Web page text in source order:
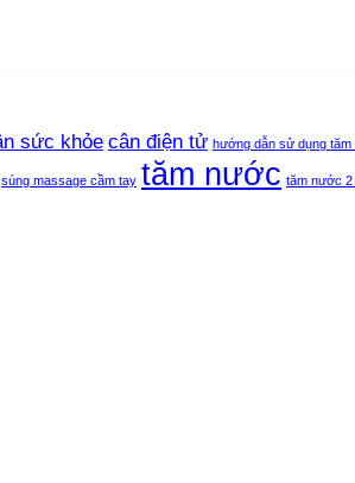
sức khỏe cân điện tử hướng dẫn sử dụng tăm
súng massage cầm tay tăm nước tăm nước 2